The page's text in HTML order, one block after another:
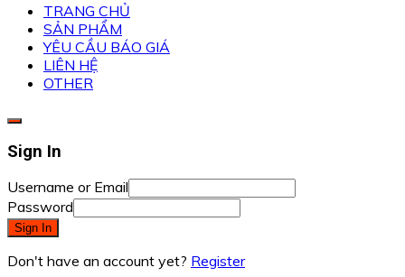
TRANG CHỦ
SẢN PHẨM
YÊU CẦU BÁO GIÁ
LIÊN HỆ
OTHER
Sign In
Username or Email
Password
Sign In
Don't have an account yet? Register